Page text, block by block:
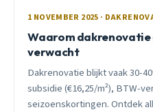
1 NOVEMBER 2025 ·
Waarom dakrenovatie
verwacht
Dakrenovatie blijkt vaak 30-
subsidie (€16,25/m²), BTW-
seizoenskortingen. Ontdek